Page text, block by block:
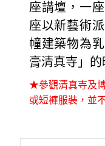
座講壇，一
座以新藝術
幢建築物為
膏清真寺」的
★參觀清真寺及
或短褲服裝，並